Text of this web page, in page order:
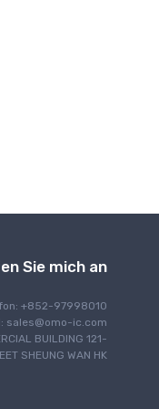
Sie mich an
+852-97998010
sales@omo-ic.com
BUILDING 121-
SHEUNG WAN HK